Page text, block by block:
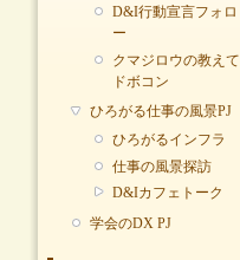
D&I行動宣言フォロ
ー
クマジロウの教えて
ドボコン
ひろがる仕事の風景PJ
ひろがるインフラ
仕事の風景探訪
D&Iカフェトーク
学会のDX PJ